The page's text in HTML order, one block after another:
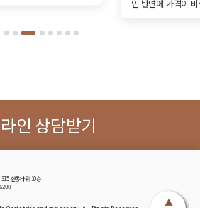
인 상담받기
한동타워 10층
▲